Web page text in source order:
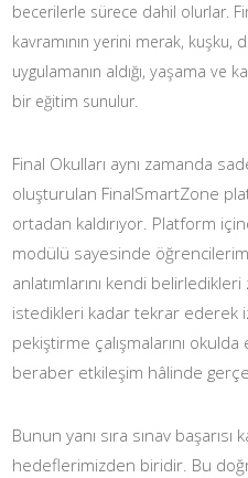
becerilerle sürece dahil olurlar.
kavramının yerini merak, kuşku,
uygulamanın aldığı, yaşama ve
bir eğitim sunulur.
Final Okulları aynı zamanda
oluşturulan FinalSmartZone
ortadan kaldırıyor. Platform
modülü sayesinde
anlatımlarını kendi
istedikleri kadar tekrar ederek
pekiştirme çalışmalarını
beraber etkileşim hâlinde
Bunun yanı sıra sınav
hedeflerimizden biridir. Bu